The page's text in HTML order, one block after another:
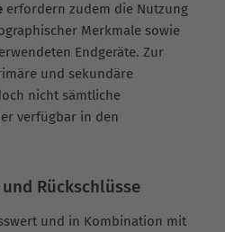
erfordern zudem die Nutzung
Merkmale sowie
Endgeräte. Zur
und sekundäre
nicht sämtliche
verfügbar in den
Rückschlüsse
und in Kombination mit